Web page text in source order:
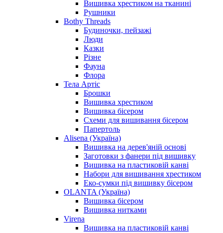
Вишивка хрестиком на тканині
Рушники
Bothy Threads
Будиночки, пейзажі
Люди
Казки
Різне
Фауна
Флора
Тела Артіс
Брошки
Вишивка хрестиком
Вишивка бісером
Схеми для вишивання бісером
Папертоль
Alisena (Україна)
Вишивка на дерев'яній основі
Заготовки з фанери під вишивку
Вишивка на пластиковій канві
Набори для вишивання хрестиком
Еко-сумки під вишивку бісером
OLANTA (Україна)
Вишивка бісером
Вишивка нитками
Virena
Вишивка на пластиковій канві